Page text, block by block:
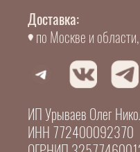
Доставка:
по Москве и
ИП Урываев Олег
ИНН 772400092370